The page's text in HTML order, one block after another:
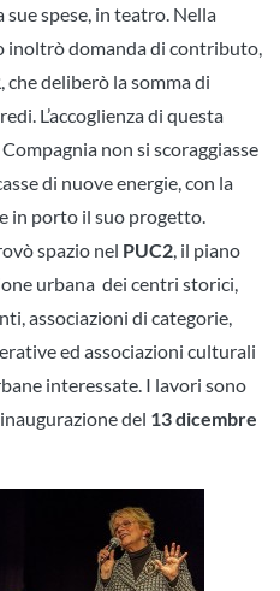
spese, in teatro. Nella
inoltrò domanda di contributo,
, che deliberò la somma di
L’accoglienza di questa
non si scoraggiasse
di nuove energie, con la
in porto il suo progetto.
spazio nel PUC2 , il piano
urbana dei centri storici,
associazioni di categorie,
ed associazioni culturali
interessate. I lavori sono
del 13 dicembre